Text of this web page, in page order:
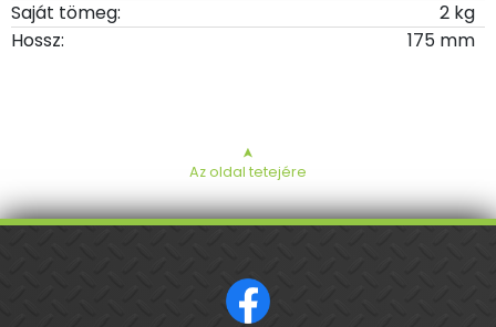
Saját tömeg:
2 kg
Hossz:
175 mm
➤
Az oldal tetejére